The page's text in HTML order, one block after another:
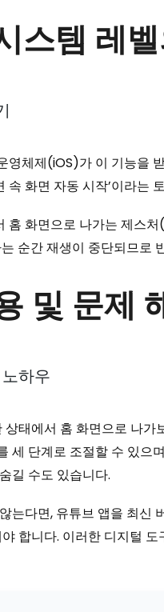
스템 레
체제(iOS)가 이 기능을
속 화면 자동 시작’이라는
홈 화면으로 나가는 제스
순간 재생이 중단되므로
및 문제
하우
태에서 홈 화면으로 나
세 단계로 조절할 수 있
길 수도 있습니다.
는다면, 유튜브 앱을 최
합니다. 이러한 디지털